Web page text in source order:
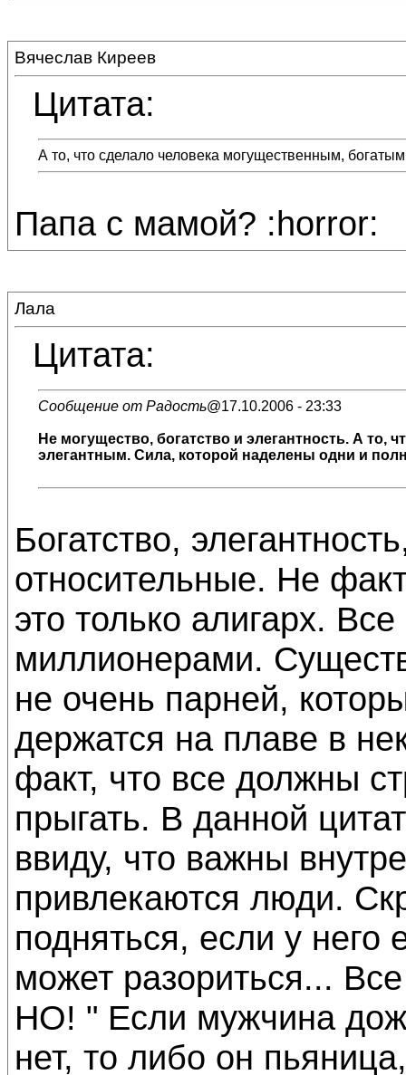
Вячеслав Киреев
Цитата:
А то, что сделало человека могущественным,
Папа с мамой? :horror:
Лала
Цитата:
Сообщение от Радость@17.10.2006 - 23:33
Не могущество, богатство и элегантность. А
элегантным. Сила, которой наделены одни и
Богатство,
относительные. Не
это только алигарх.
миллионерами.
не очень парней,
держатся на плаве в
факт, что все должны
прыгать. В данной
ввиду, что важны
привлекаются люди.
подняться, если у него
может разориться...
НО! " Если мужчина
нет, то либо он